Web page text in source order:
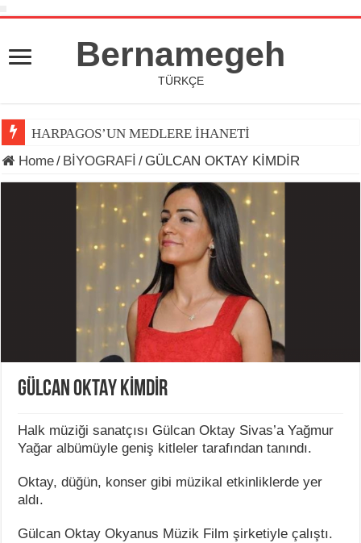
Bernamegeh
TÜRKÇE
HARPAGOS’UN MEDLERE İHANETİ
Home/ BİYOGRAFİ / GÜLCAN OKTAY KİMDİR
GÜLCAN OKTAY KİMDİR
Halk müziği sanatçısı Gülcan Oktay Sivas’a Yağmur
Yağar albümüyle geniş kitleler tarafından tanındı.
Oktay, düğün, konser gibi müzikal etkinliklerde yer
aldı.
Gülcan Oktay Okyanus Müzik Film şirketiyle çalıştı.